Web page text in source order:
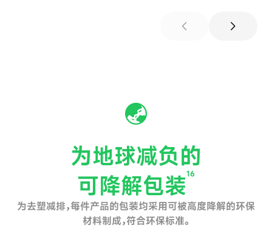
chevron_left chevron_right
为地球减负的
可降解包装16
为去塑减排，每件产品的包装均采用可被高度降解的环保
材料制成，符合环保标准。